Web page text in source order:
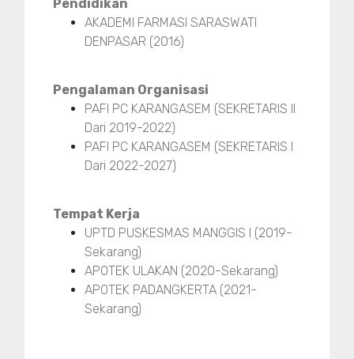
Pendidikan
AKADEMI FARMASI SARASWATI
DENPASAR (2016)
Pengalaman Organisasi
PAFI PC KARANGASEM (SEKRETARIS II
Dari 2019-2022)
PAFI PC KARANGASEM (SEKRETARIS I
Dari 2022-2027)
Tempat Kerja
UPTD PUSKESMAS MANGGIS I (2019-
Sekarang)
APOTEK ULAKAN (2020-Sekarang)
APOTEK PADANGKERTA (2021-
Sekarang)